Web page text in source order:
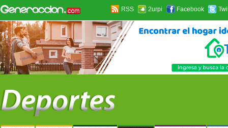
RSS 2urpi Facebook